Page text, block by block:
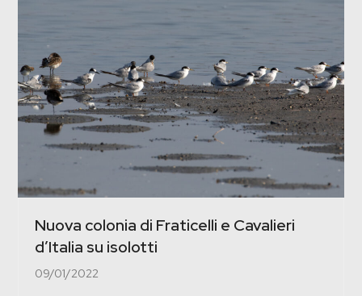
Nuova colonia di Fraticelli e Cavalieri
d’Italia su isolotti
09/01/2022